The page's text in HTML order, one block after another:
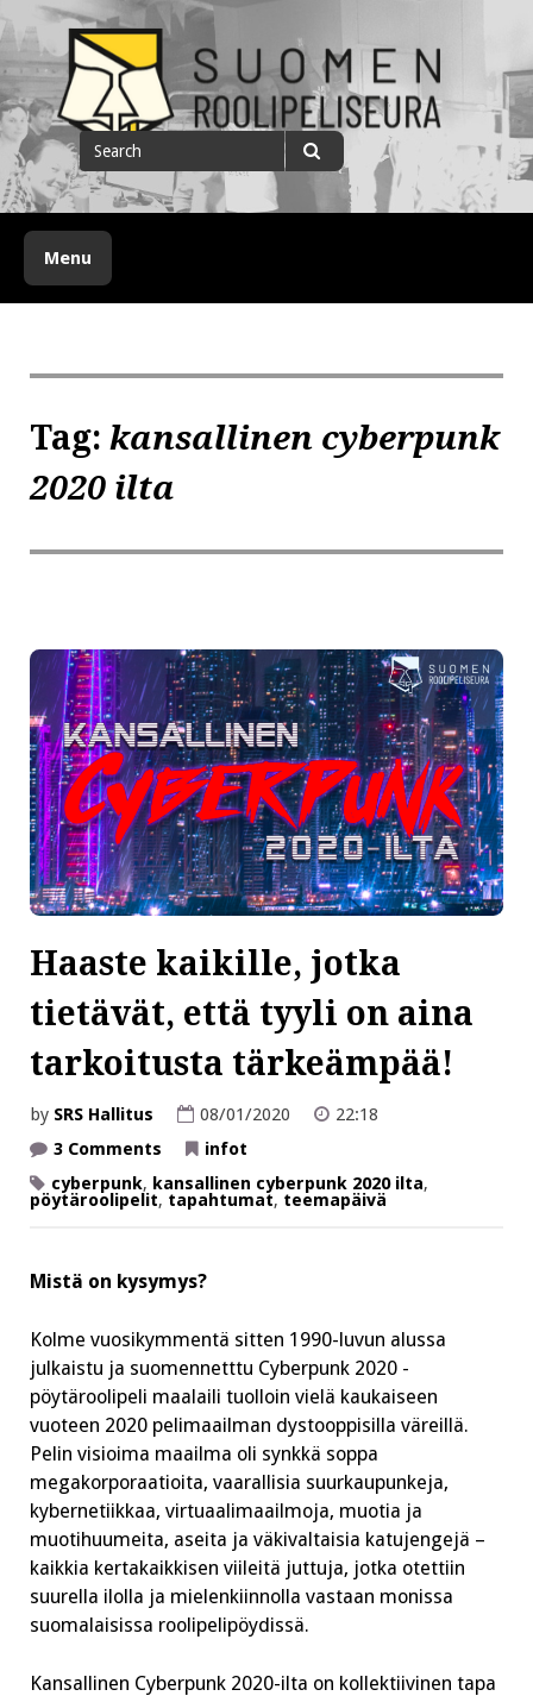
to
content
Suomen roolipeliseura
Search
for
Search
Menu
Tag: kansallinen cyberpunk
2020 ilta
Haaste kaikille, jotka
tietävät, että tyyli on aina
tarkoitusta tärkeämpää!
by SRS Hallitus 08/01/2020
22:18
3 Comments
kaikille,
jotka
tietävät,
aina
tarkoitusta
infot
cyberpunk, kansallinen cyberpunk 2020 ilta,
pöytäroolipelit, tapahtumat, teemapäivä
Mistä on kysymys?
Kolme vuosikymmentä sitten 1990-luvun alussa
julkaistu ja suomennetttu Cyberpunk 2020 -
pöytäroolipeli maalaili tuolloin vielä kaukaiseen
vuoteen 2020 pelimaailman dystooppisilla väreillä.
Pelin visioima maailma oli synkkä soppa
megakorporaatioita, vaarallisia suurkaupunkeja,
kybernetiikkaa, virtuaalimaailmoja, muotia ja
muotihuumeita, aseita ja väkivaltaisia katujengejä –
kaikkia kertakaikkisen viileitä juttuja, jotka otettiin
suurella ilolla ja mielenkiinnolla vastaan monissa
suomalaisissa roolipelipöydissä.
Kansallinen Cyberpunk 2020-ilta on kollektiivinen tapa